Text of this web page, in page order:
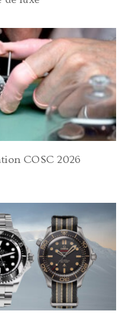
COSC 2026